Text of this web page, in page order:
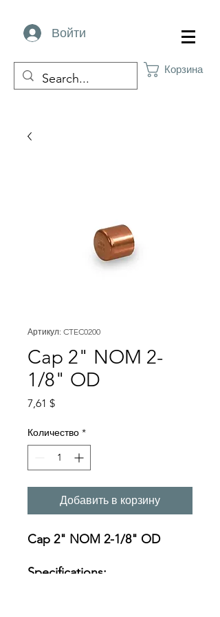
Войти
Корзина
Артикул: CTEC0200
Cap 2" NOM 2-
1/8" OD
7,61 $Цена
Количество *
Добавить в корзину
Cap 2" NOM 2-1/8" OD
Specifications: